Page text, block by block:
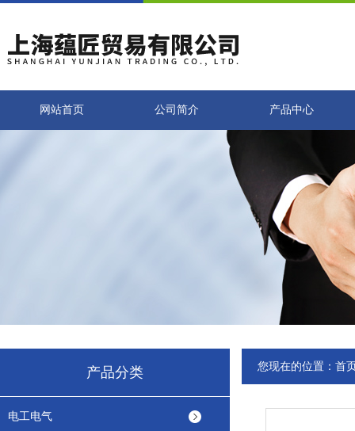
网站首页 公司简介 产品中心
产品分类
电工电气
您现在的位置： 首